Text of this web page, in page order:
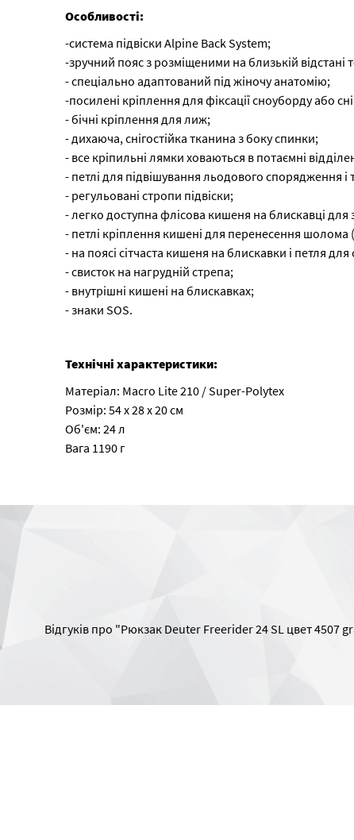
Особливості:
-система підвіски Alpine Back System;
-зручний пояс з розміщеними на близькій
- спеціально адаптований під жіночу анатомію;
-посилені кріплення для фіксації сноуборду або
- бічні кріплення для лиж;
- дихаюча, снігостійка тканина з боку спинки;
- все кріпильні лямки ховаються в потаємні
- петлі для підвішування льодового спорядження і
- регульовані стропи підвіски;
- легко доступна флісова кишеня на блискавці для
- петлі кріплення кишені для перенесення шолома
- на поясі сітчаста кишеня на блискавки і петля
- свисток на нагрудній стрепа;
- внутрішні кишені на блискавках;
- знаки SOS.
Технічні характеристики:
Матеріал: Macro Lite 210 / Super-Polytex
Розмір: 54 х 28 х 20 см
Об'єм: 24 л
Вага 1190 г
Відгуків про "Рюкзак Deuter Freerider 24 SL цвет 4507